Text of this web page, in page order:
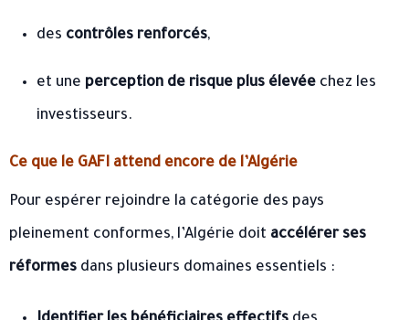
des contrôles renforcés,
et une perception de risque plus élevée chez les
investisseurs.
Ce que le GAFI attend encore de l’Algérie
Pour espérer rejoindre la catégorie des pays
pleinement conformes, l’Algérie doit accélérer ses
réformes dans plusieurs domaines essentiels :